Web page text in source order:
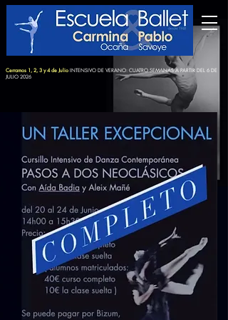
Cerramos 1, 2, 3 y 4 de Julio INTENSIVO DE VERANO: CUATRO SEMANAS A PARTIR DEL 6 DE
JULIO 2026